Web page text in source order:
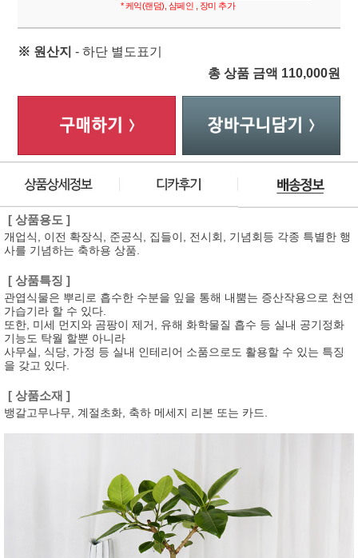
* 케익(랜덤), 샴페인 , 장미 추가
※ 원산지 - 하단 별도표기
총 상품 금액 110,000원
[ 상품용도 ]
개업식, 이전 확장식, 준공식, 집들이, 전시회, 기념회등 각종 특별한 행
사를 기념하는 축하용 상품.
[ 상품특징 ]
관엽식물은 뿌리로 흡수한 수분을 잎을 통해 내뿜는 증산작용으로 천연
가습기라 할 수 있다.
또한, 미세 먼지와 곰팡이 제거, 유해 화학물질 흡수 등 실내 공기정화
기능도 탁월 할뿐 아니라
사무실, 식당, 가정 등 실내 인테리어 소품으로도 활용할 수 있는 특징
을 갖고 있다.
[ 상품소재 ]
뱅갈고무나무, 계절초화, 축하 메세지 리본 또는 카드.